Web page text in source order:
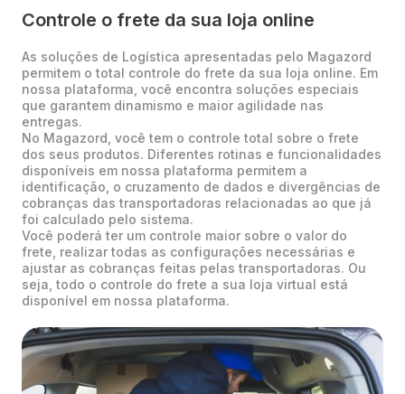
Controle o frete da sua loja online
As soluções de Logística apresentadas pelo Magazord
permitem o total controle do frete da sua loja online. Em
nossa plataforma, você encontra soluções especiais
que garantem dinamismo e maior agilidade nas
entregas.
No Magazord, você tem o controle total sobre o frete
dos seus produtos. Diferentes rotinas e funcionalidades
disponíveis em nossa plataforma permitem a
identificação, o cruzamento de dados e divergências de
cobranças das transportadoras relacionadas ao que já
foi calculado pelo sistema.
Você poderá ter um controle maior sobre o valor do
frete, realizar todas as configurações necessárias e
ajustar as cobranças feitas pelas transportadoras. Ou
seja, todo o controle do frete a sua loja virtual está
disponível em nossa plataforma.